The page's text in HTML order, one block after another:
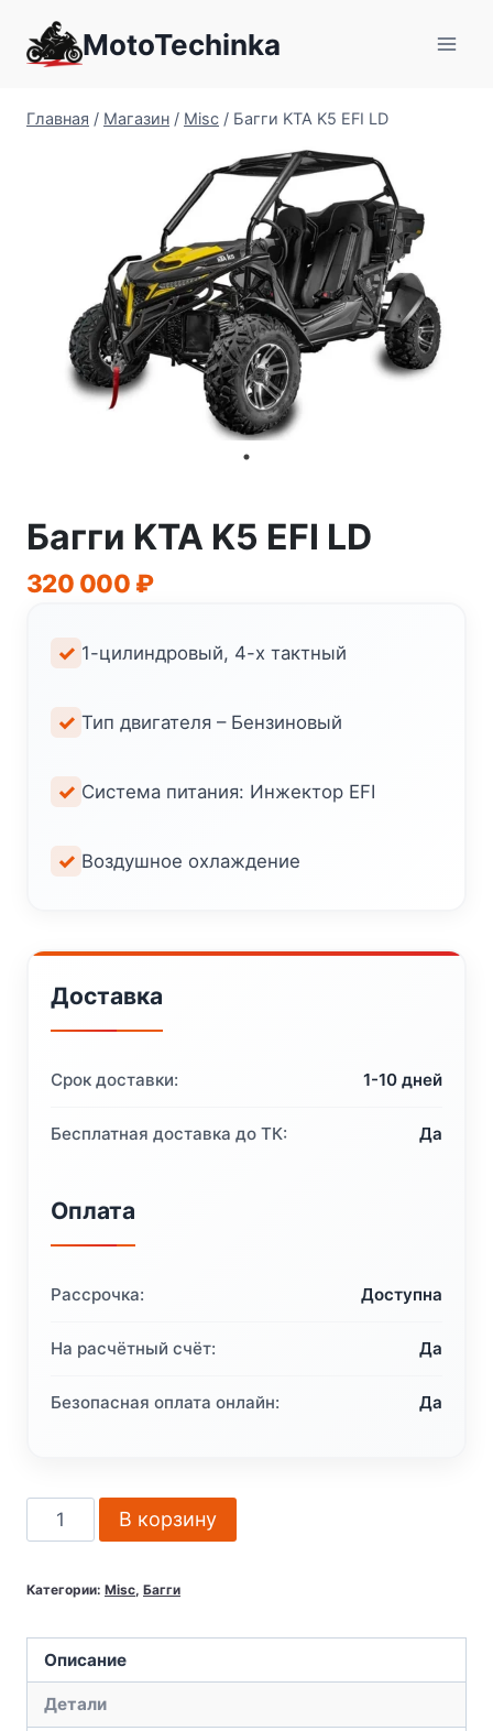
содержимому
MotoTechinka
Главная / Магазин / Misc / Багги KTA K5 EFI LD
Багги KTA K5 EFI LD
320 000 ₽
1-цилиндровый, 4-х тактный
Тип двигателя – Бензиновый
Система питания: Инжектор EFI
Воздушное охлаждение
Доставка
Срок доставки: 1-10 дней
Бесплатная доставка до ТК: Да
Оплата
Рассрочка: Доступна
На расчётный счёт: Да
Безопасная оплата онлайн: Да
Количество
товара
KTA
EFI
LD
В корзину
Категории: Misc, Багги
Описание
Детали